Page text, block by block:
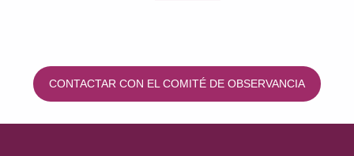
CONTACTAR CON EL COMITÉ DE OBSERVANCIA
Volver a la navegación principal